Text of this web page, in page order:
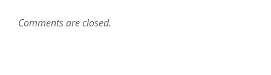
Comments are closed.